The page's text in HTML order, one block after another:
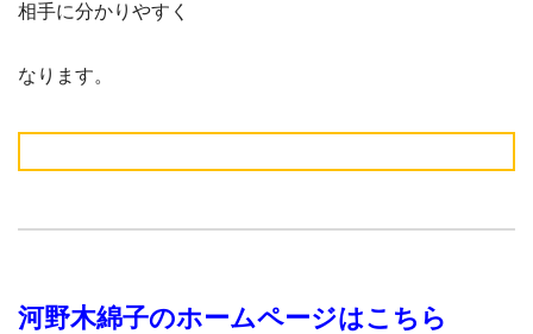
相手に分かりやすく
なります。
河野木綿子のホームページはこちら